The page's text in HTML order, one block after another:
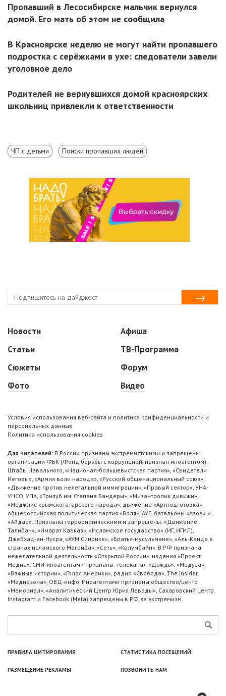
Пропавший в Лесосибирске мальчик вернулся
домой. Его мать об этом не сообщила
В Красноярске неделю не могут найти пропавшего
подростка с серёжками в ухе: следователи завели
уголовное дело
Родителей не вернувшихся домой красноярских
школьниц привлекли к ответственности
ЧП с детьми Поиски пропавших людей
Новости
Статьи
Сюжеты
Фото
Афиша
ТВ-Программа
Форум
Видео
Условия использования веб-сайта и политика конфиденциальности и
персональных данных
Политика использования cookies
Для читателей: В России признаны экстремистскими и запрещены
организации ФБК (Фонд борьбы с коррупцией, признан иноагентом),
Штабы Навального, «Национал-большевистская партия», «Свидетели
Иеговы», «Армия воли народа», «Русский общенациональный союз»,
«Движение против нелегальной иммиграции», «Правый сектор», УНА-
УНСО, УПА, «Тризуб им. Степана Бандеры», «Мизантропик дивижн»,
«Меджлис крымскотатарского народа», движение «Артподготовка»,
общероссийская политическая партия «Воля», АУЕ, батальоны «Азов» и
«Айдар». Признаны террористическими и запрещены: «Движение
Талибан», «Имарат Кавказ», «Исламское государство» (ИГ, ИГИЛ),
Джебхад-ан-Нусра, «АУМ Синрике», «Братья-мусульмане», «Аль-Каида в
странах исламского Магриба», «Сеть», «Колумбайн». В РФ признана
нежелательной деятельность «Открытой России», издания «Проект
Медиа». СМИ-иноагентами признаны: телеканал «Дождь», «Медуза»,
«Важные истории», «Голос Америки», радио «Свобода», The Insider,
«Медиазона», ОВД-инфо. Иноагентами признаны общество/центр
«Мемориал», «Аналитический Центр Юрия Левады», Сахаровский центр.
Instagram и Facebook (Metа) запрещены в РФ за экстремизм.
ПРАВИЛА ЦИТИРОВАНИЯ СТАТИСТИКА ПОСЕЩЕНИЙ
РАЗМЕЩЕНИЕ РЕКЛАМЫ ПОЗВОНИТЬ НАМ